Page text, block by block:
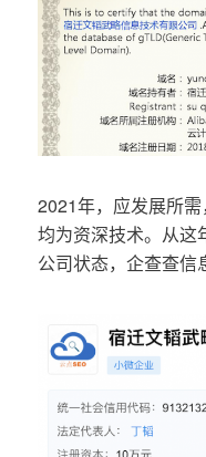
2021年，应发展所需
均为资深技术。从这
公司状态，企查查信